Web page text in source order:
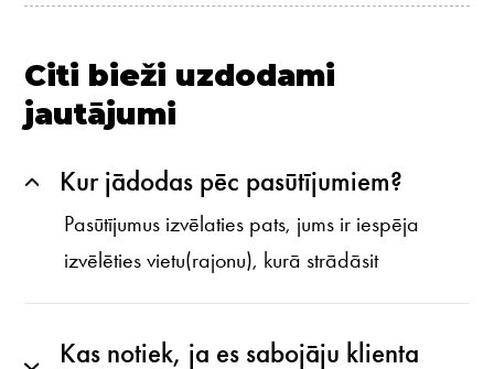
Citi bieži uzdodami
jautājumi
Kur jādodas pēc pasūtījumiem?
Pasūtījumus izvēlaties pats, jums ir iespēja
izvēlēties vietu(rajonu), kurā strādāsit
Kas notiek, ja es sabojāju klienta